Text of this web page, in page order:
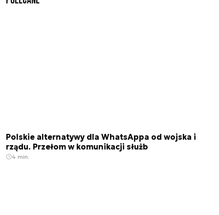
Polskie alternatywy dla WhatsAppa od wojska i
rządu. Przełom w komunikacji służb
4 min.